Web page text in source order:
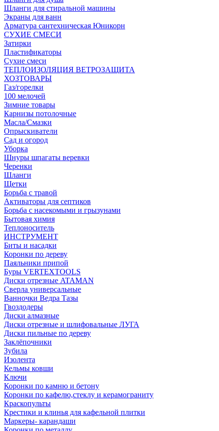
Шланги для стиральной машины
Экраны для ванн
Арматура сантехническая Юникорн
СУХИЕ СМЕСИ
Затирки
Пластификаторы
Сухие смеси
ТЕПЛОИЗОЛЯЦИЯ ВЕТРОЗАЩИТА
ХОЗТОВАРЫ
Газ/горелки
100 мелочей
Зимние товары
Карнизы потолочные
Масла/Смазки
Опрыскиватели
Сад и огород
Уборка
Шнуры шпагаты веревки
Черенки
Шланги
Щетки
Борьба с травой
Активаторы для септиков
Борьба с насекомыми и грызунами
Бытовая химия
Теплоноситель
ИНСТРУМЕНТ
Биты и насадки
Коронки по дереву
Паяльники припой
Буры VERTEXTOOLS
Диски отрезные ATAMAN
Сверла универсальные
Ванночки Ведра Тазы
Гвоздодеры
Диски алмазные
Диски отрезные и шлифовальные ЛУГА
Диски пильные по дереву
Заклёпочники
Зубила
Изолента
Кельмы ковши
Ключи
Коронки по камню и бетону
Коронки по кафелю,стеклу и керамограниту
Краскопульты
Крестики и клинья для кафельной плитки
Маркеры- карандаши